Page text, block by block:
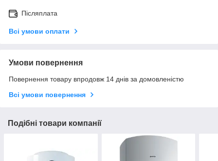
Післяплата
Всі умови оплати
Умови повернення
Повернення товару впродовж 14 днів за домовленістю
Всі умови повернення
Подібні товари компанії